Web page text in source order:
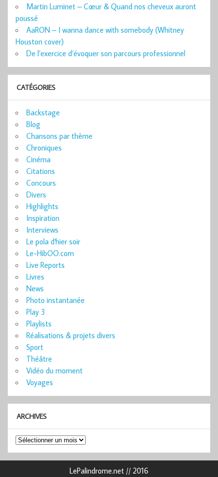
Martin Luminet – Cœur & Quand nos cheveux auront
poussé
AaRON – I wanna dance with somebody (Whitney
Houston cover)
De l’exercice d’évoquer son parcours professionnel
CATÉGORIES
Backstage
Blog
Chansons par thème
Chroniques
Cinéma
Citations
Concours
Divers
Highlights
Inspiration
Interviews
Le pola d'hier soir
Le-HibOO.com
Live Reports
Livres
News
Photo instantanée
Play 3
Playlists
Réalisations & projets divers
Sport
Théâtre
Vidéo du moment
Voyages
ARCHIVES
Archives
LePalindrome.net // 2016